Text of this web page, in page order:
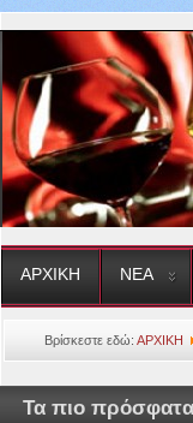
ΑΡΧΙΚΗ ΝΕΑ
Βρίσκεστε εδώ:ΑΡΧΙΚΗ
Τα πιο